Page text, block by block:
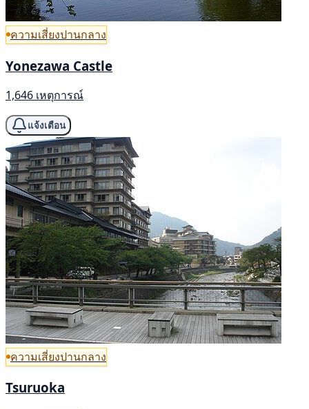
ความเสี่ยงปานกลาง
Yonezawa Castle
1,646 เหตุการณ์
แจ้งเตือน
ความเสี่ยงปานกลาง
Tsuruoka